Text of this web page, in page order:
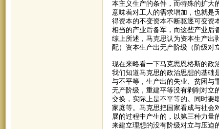
本主义生产的条件，而特殊的扩大
意味着对工人的需求增加，也就是
得资本的不变资本不断驱逐可变资
相当的产业后备军，而这些产业后
综上所述，马克思认为资本生产出
配）资本生产出无产阶级（阶级对
现在来略看一下马克思恩格斯的政
我们知道马克思的政治思想的基础
与不平等，生产出的失业、贫困与
无产阶级，重建平等没有剥削对立
交换，实际上是不平等的。同时要
家庭等。马克思把国家看成与社会
展的过程中产生的，以第三种力量
来建立理想的没有阶级对立与压迫